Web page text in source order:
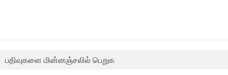
பதிவுகளை மின்னஞ்சலில் பெறுக